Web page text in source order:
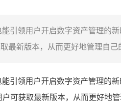
引领用户开启数字资产管理的
最新版本，从而更好地管理自
引领用户开启数字资产管理的
可获取最新版本，从而更好地